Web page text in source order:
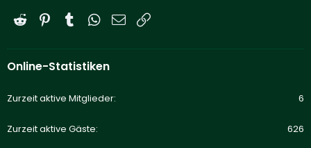
Reddit PinterestTumblrWhatsApp
E-Mail
Online-Statistiken
Zurzeit aktive Mitglieder 6
Zurzeit aktive Gäste 626